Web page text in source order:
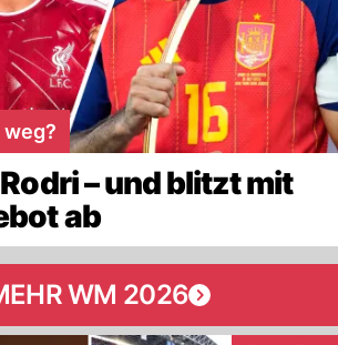
weg?
– und blitzt mit
ab
WM 2026